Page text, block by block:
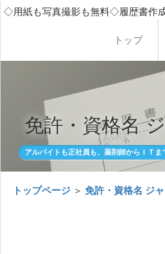
◇用紙も写真撮影も無料◇履歴書作
トップ
免許・資格名
アルバイトも正社員も、薬剤師からＩＴ
トップページ ＞ 免許・資格名 ジ